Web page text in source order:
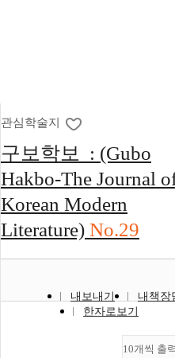
관심학술지
구보학보 : (Gubo
Hakbo-The Journal
Korean Modern
Literature) No.29
내보내기
내책장
한자로보기
10개씩 출